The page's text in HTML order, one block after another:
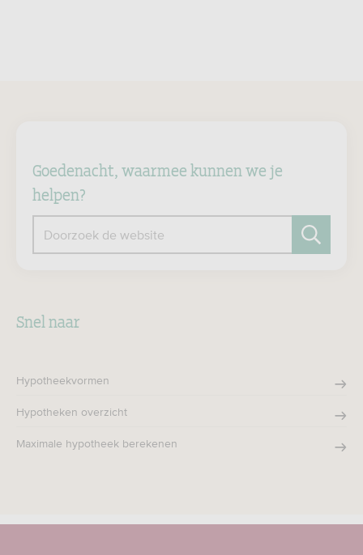
Goedenacht, waarmee kunnen we je
helpen?
Doorzoek de website
Snel naar
Hypotheekvormen
Hypotheken overzicht
Maximale hypotheek berekenen